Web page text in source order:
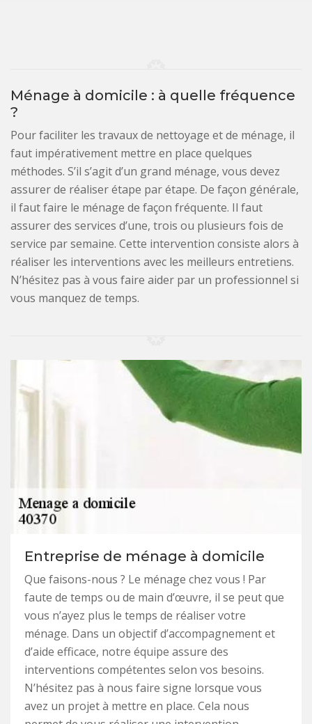
Ménage à domicile : à quelle fréquence
?
Pour faciliter les travaux de nettoyage et de ménage, il
faut impérativement mettre en place quelques
méthodes. S’il s’agit d’un grand ménage, vous devez
assurer de réaliser étape par étape. De façon générale,
il faut faire le ménage de façon fréquente. Il faut
assurer des services d’une, trois ou plusieurs fois de
service par semaine. Cette intervention consiste alors à
réaliser les interventions avec les meilleurs entretiens.
N’hésitez pas à vous faire aider par un professionnel si
vous manquez de temps.
Entreprise de ménage à domicile
Que faisons-nous ? Le ménage chez vous ! Par
faute de temps ou de main d’œuvre, il se peut que
vous n’ayez plus le temps de réaliser votre
ménage. Dans un objectif d’accompagnement et
d’aide efficace, notre équipe assure des
interventions compétentes selon vos besoins.
N’hésitez pas à nous faire signe lorsque vous
avez un projet à mettre en place. Cela nous